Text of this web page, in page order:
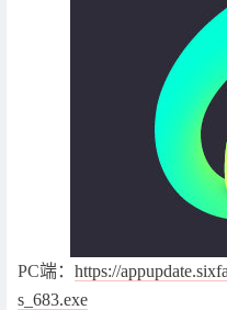
PC端： https://
s_683.exe